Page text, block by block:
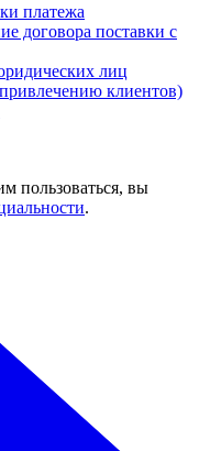
платежа
договора поставки с
лиц
клиентов)
пользоваться, вы
.